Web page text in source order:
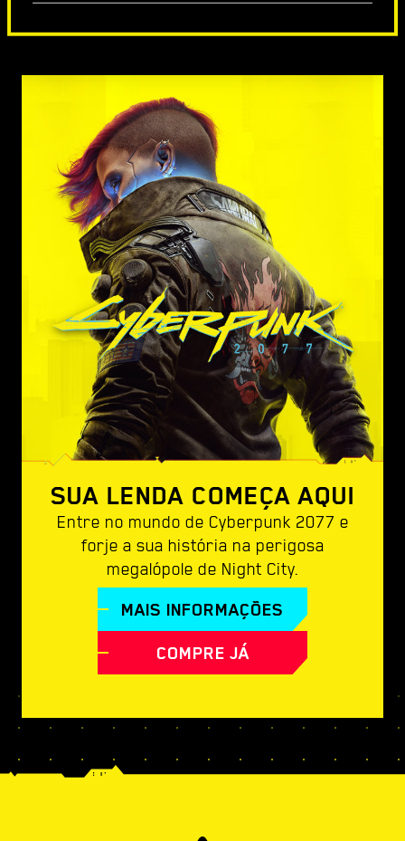
SUA LENDA COMEÇA AQUI
Entre no mundo de Cyberpunk 2077 e
forje a sua história na perigosa
megalópole de Night City.
MAIS INFORMAÇÕES
COMPRE JÁ